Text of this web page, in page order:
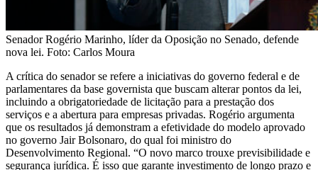
Senador Rogério Marinho, líder da Oposição no Senado, defende
nova lei. Foto: Carlos Moura
A crítica do senador se refere a iniciativas do governo federal e de
parlamentares da base governista que buscam alterar pontos da lei,
incluindo a obrigatoriedade de licitação para a prestação dos
serviços e a abertura para empresas privadas. Rogério argumenta
que os resultados já demonstram a efetividade do modelo aprovado
no governo Jair Bolsonaro, do qual foi ministro do
Desenvolvimento Regional. “O novo marco trouxe previsibilidade e
segurança jurídica. É isso que garante investimento de longo prazo e